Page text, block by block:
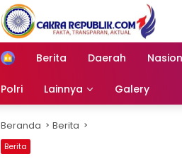
Berita Daerah
Polri Lainnya Galery
Beranda Berita
Berita